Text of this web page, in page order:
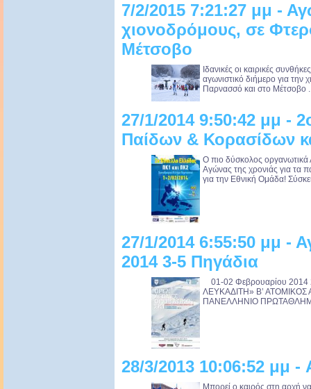
7/2/2015 7:21:27 μμ -
χιονοδρόμους, σε
Μέτσοβο
Ιδανικές οι καιρικές
αγωνιστικό διήμερο για την
Παρνασσό και στο Μέτσοβο
27/1/2014 9:50:42 μμ -
Παίδων & Κορασίδων
Ο πιο δύσκολος οργανωτικά
Αγώνας της χρονιάς για τα
για την Εθνική Ομάδα!
27/1/2014 6:55:50 μμ -
2014 3-5 Πηγάδια
01-02 Φεβρουαρίου
ΛΕΥΚΑΔΙΤΗ» Β’
ΠΑΝΕΛΛΗΝΙΟ
28/3/2013 10:06:52 μμ -
Μπορεί ο καιρός στη αρχή